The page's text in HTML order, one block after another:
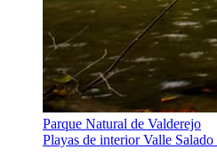
Parque Natural de Valderejo
Playas de interiorValle Salado